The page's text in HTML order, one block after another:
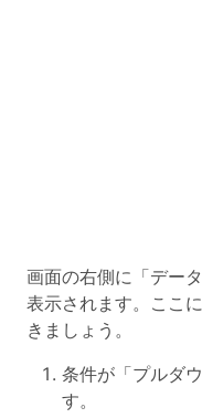
画面の右側に「デー
表示されます。ここ
きましょう。
条件が「プルダ
す。